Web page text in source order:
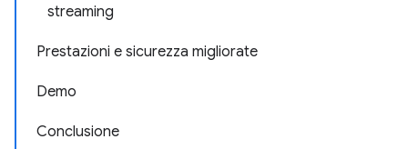
streaming
Prestazioni e sicurezza migliorate
Demo
Conclusione